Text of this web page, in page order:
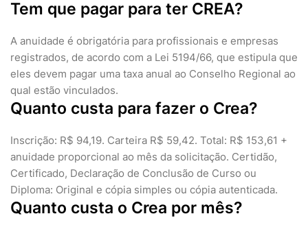
Tem que pagar para ter CREA?
A anuidade é obrigatória para profissionais e empresas
registrados, de acordo com a Lei 5194/66, que estipula que
eles devem pagar uma taxa anual ao Conselho Regional ao
qual estão vinculados.
Quanto custa para fazer o Crea?
Inscrição: R$ 94,19. Carteira R$ 59,42. Total: R$ 153,61 +
anuidade proporcional ao mês da solicitação. Certidão,
Certificado, Declaração de Conclusão de Curso ou
Diploma: Original e cópia simples ou cópia autenticada.
Quanto custa o Crea por mês?